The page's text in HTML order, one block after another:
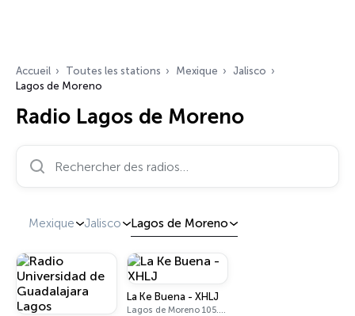
Accueil Toutes les stations Mexique
Jalisco
Lagos de Moreno
Radio Lagos de Moreno
Mexique Jalisco Lagos de Moreno
La Ke Buena - XHLJ
Lagos de Moreno 105.7 FM